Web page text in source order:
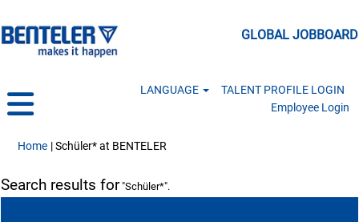
GLOBAL JOBBOARD
LANGUAGE
TALENT PROFILE LOGIN
Employee Login
Home |Schüler* at BENTELER
Search results for"Schüler*".